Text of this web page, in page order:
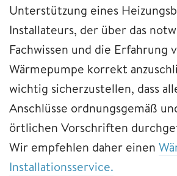
Unterstützung eines
Installateurs, der über das
Fachwissen und die Erfahrung
Wärmepumpe korrekt
wichtig sicherzustellen, dass
Anschlüsse ordnungsgemäß
örtlichen Vorschriften
Wir empfehlen daher einen
Installationsservice.